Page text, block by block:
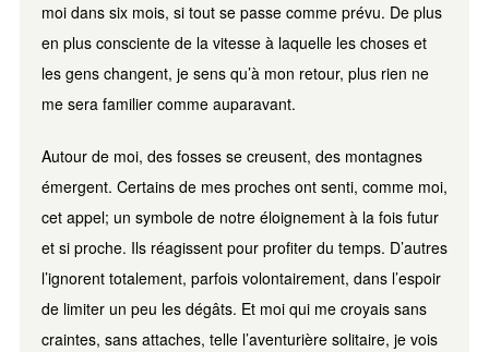
moi dans six mois, si tout se passe comme prévu. De plus
en plus consciente de la vitesse à laquelle les choses et
les gens changent, je sens qu’à mon retour, plus rien ne
me sera familier comme auparavant.
Autour de moi, des fosses se creusent, des montagnes
émergent. Certains de mes proches ont senti, comme moi,
cet appel; un symbole de notre éloignement à la fois futur
et si proche. Ils réagissent pour profiter du temps. D’autres
l’ignorent totalement, parfois volontairement, dans l’espoir
de limiter un peu les dégâts. Et moi qui me croyais sans
craintes, sans attaches, telle l’aventurière solitaire, je vois